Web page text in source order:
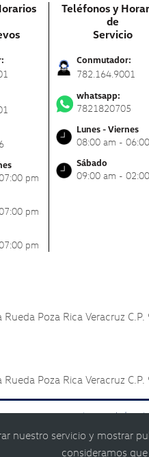
nuestro servicio y mostrar
consideramos
pm
pm
pm
Teléfonos y
de
Servicio
Conmutador:
782.164.9001
whatsapp:
7821820705
Lunes - Viernes
08:00 am -
Sábado
09:00 am -
Poza Rica Veracruz
Poza Rica Veracruz
autos y camionetas |